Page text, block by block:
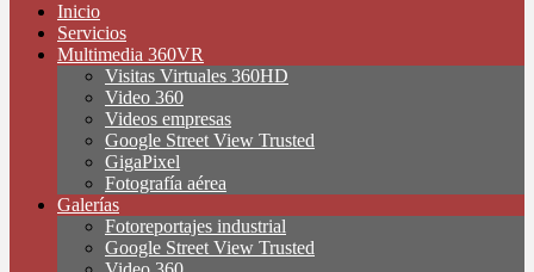
Inicio
Servicios
Multimedia 360VR
Visitas Virtuales 360HD
Video 360
Videos empresas
Google Street View Trusted
GigaPixel
Fotografía aérea
Galerías
Fotoreportajes industrial
Google Street View Trusted